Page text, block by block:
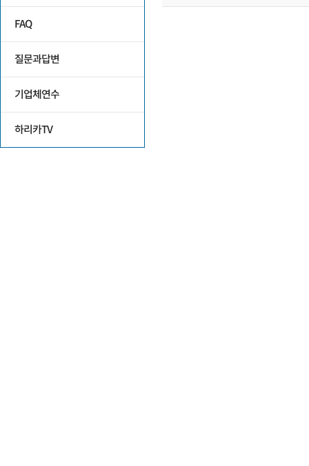
FAQ
질문과답변
기업체연수
하리카TV